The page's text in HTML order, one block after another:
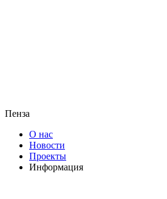
Пенза
О нас
Новости
Проекты
Информация